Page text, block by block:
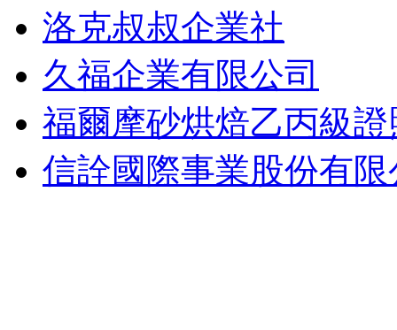
洛克叔叔企業社
久福企業有限公司
福爾摩砂烘焙乙丙級
信詮國際事業股份有限